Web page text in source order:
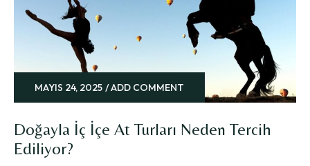
MAYIS 24, 2025 ADD COMMENT
Doğayla İç İçe At Turları Neden Tercih
Ediliyor?